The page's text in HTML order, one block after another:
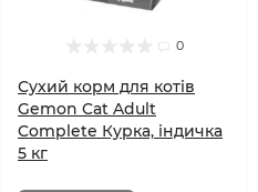
0
Сухий корм для котів
Gemon Cat Adult
Complete Курка, індичка
5 кг